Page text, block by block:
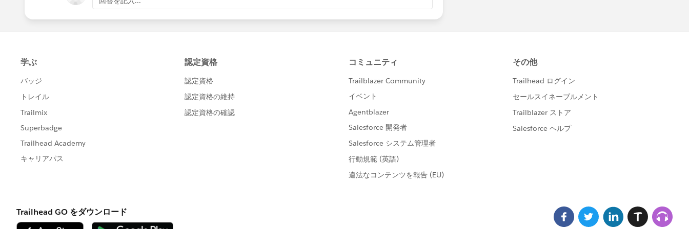
ますので、それを保存して別シートで再利用したり、微調整を加えたりすることもできます。